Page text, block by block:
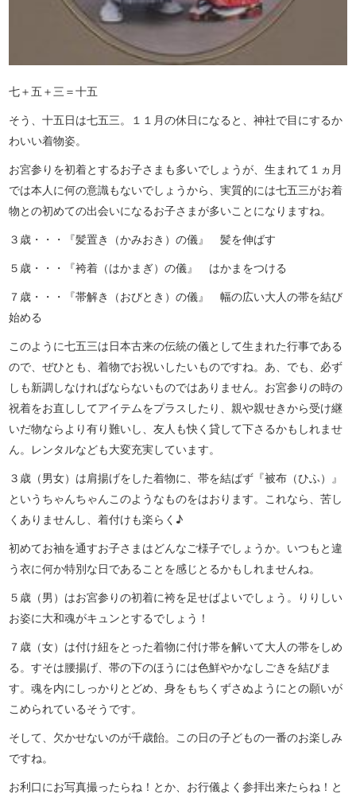
七＋五＋三＝十五
そう、十五日は七五三。１１月の休日になると、神社で目にするか
わいい着物姿。
お宮参りを初着とするお子さまも多いでしょうが、生まれて１ヵ月
では本人に何の意識もないでしょうから、実質的には七五三がお着
物との初めての出会いになるお子さまが多いことになりますね。
３歳・・・『髪置き（かみおき）の儀』 髪を伸ばす
５歳・・・『袴着（はかまぎ）の儀』 はかまをつける
７歳・・・『帯解き（おびとき）の儀』 幅の広い大人の帯を結び
始める
このように七五三は日本古来の伝統の儀として生まれた行事である
ので、ぜひとも、着物でお祝いしたいものですね。あ、でも、必ず
しも新調しなければならないものではありません。お宮参りの時の
祝着をお直ししてアイテムをプラスしたり、親や親せきから受け継
いだ物ならより有り難いし、友人も快く貸して下さるかもしれませ
ん。レンタルなども大変充実しています。
３歳（男女）は肩揚げをした着物に、帯を結ばず『被布（ひふ）』
というちゃんちゃんこのようなものをはおります。これなら、苦し
くありませんし、着付けも楽らく♪
初めてお袖を通すお子さまはどんなご様子でしょうか。いつもと違
う衣に何か特別な日であることを感じとるかもしれませんね。
５歳（男）はお宮参りの初着に袴を足せばよいでしょう。りりしい
お姿に大和魂がキュンとするでしょう！
７歳（女）は付け紐をとった着物に付け帯を解いて大人の帯をしめ
る。すそは腰揚げ、帯の下のほうには色鮮やかなしごきを結びま
す。魂を内にしっかりとどめ、身をもちくずさぬようにとの願いが
こめられているそうです。
そして、欠かせないのが千歳飴。この日の子どもの一番のお楽しみ
ですね。
お利口にお写真撮ったらね！とか、お行儀よく参拝出来たらね！と